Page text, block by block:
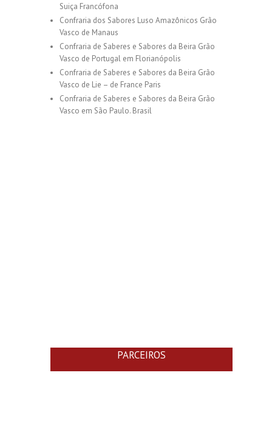
Suiça Francófona
Confraria dos Sabores Luso Amazônicos Grão
Vasco de Manaus
Confraria de Saberes e Sabores da Beira Grão
Vasco de Portugal em Florianópolis
Confraria de Saberes e Sabores da Beira Grão
Vasco de Lie – de France Paris
Confraria de Saberes e Sabores da Beira Grão
Vasco em São Paulo. Brasil
PARCEIROS